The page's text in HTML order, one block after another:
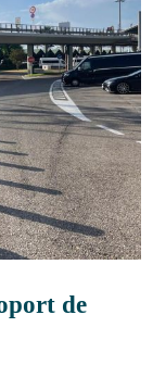
de